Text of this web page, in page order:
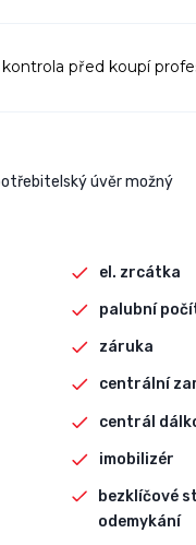
kontrola před koupí
úvěr možný
el. zrcátka
palubní
záruka
centrální
centrál
imobilizér
bezklíčové
odemykání